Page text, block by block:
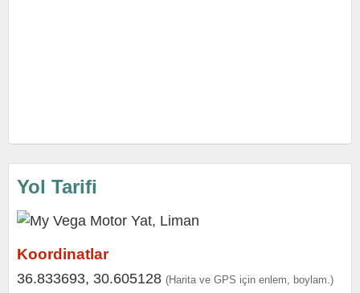
Yol Tarifi
Koordinatlar
36.833693, 30.605128 (Harita ve GPS için enlem, boylam.)